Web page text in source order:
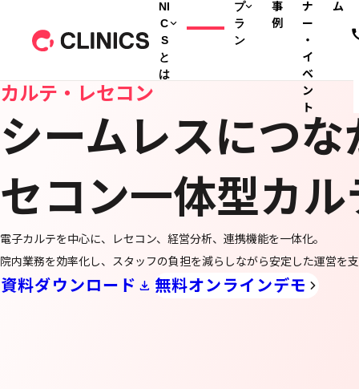
NI
C
S
と
は
プ
ラ
ン
事
例
ナ
ー
・
イ
ベ
ン
ト
ム
カルテ・レセコン
シームレスにつな
セコン一体型カル
電子カルテを中心に、レセコン、経営分析、連携機能を一体化。
院内業務を効率化し、スタッフの負担を減らしながら安定した運営を
資料ダウンロード 無料オンラインデモ